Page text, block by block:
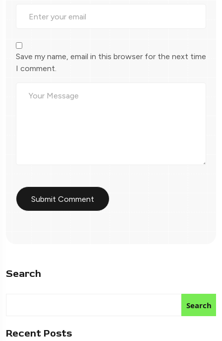
Save my name, email in this browser for the next time
I comment.
Search
Search
Recent Posts